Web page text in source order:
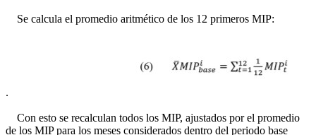
Se calcula el promedio aritmético de los 12 primeros MIP:
.
Con esto se recalculan todos los MIP, ajustados por el promedio
de los MIP para los meses considerados dentro del periodo base